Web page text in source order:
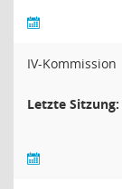
IV-Kommission
Letzte Sitzung: